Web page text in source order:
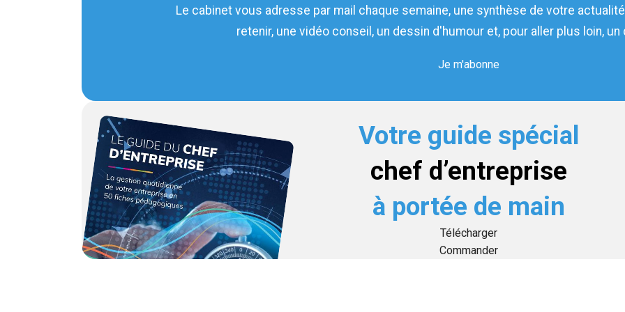
Le cabinet vous adresse par mail chaque semaine, une synthèse de votre
retenir, une vidéo conseil, un dessin d'humour et, pour aller plus loin,
Je m'abonne
Votre guide spécial
chef d’entreprise
à portée de main
Télécharger
Commander